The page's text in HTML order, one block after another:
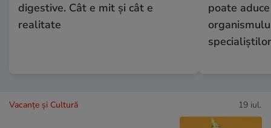
digestive. Cât e mit și cât e
realitate
poate
specialiștilor
Vacanțe și Cultură 19 iul.